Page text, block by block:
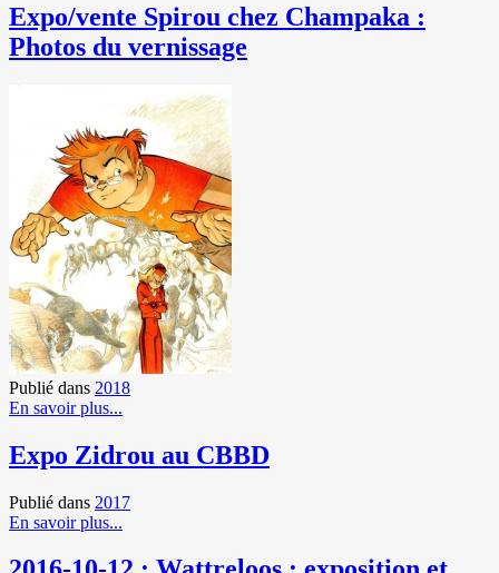
Expo/vente Spirou chez Champaka :
Photos du vernissage
Publié dans 2018
En savoir plus...
Expo Zidrou au CBBD
Publié dans 2017
En savoir plus...